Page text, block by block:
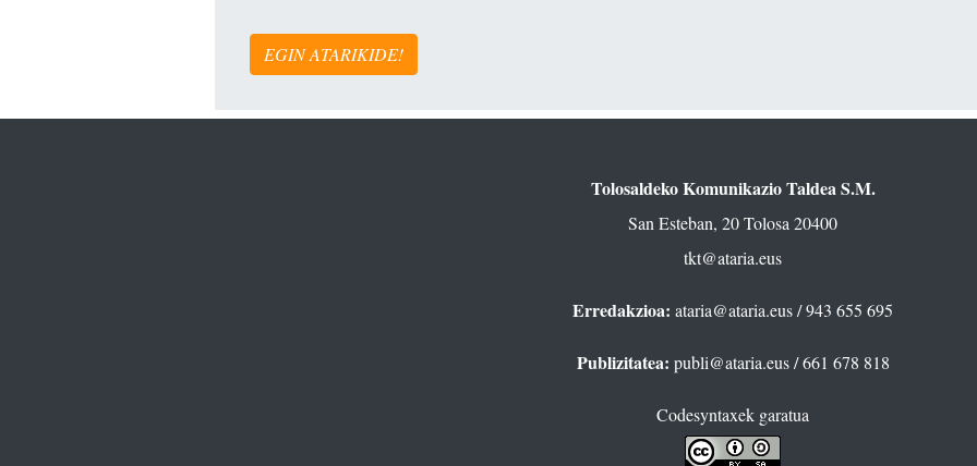
EGIN ATARIKIDE!
Tolosaldeko Komunikazio Taldea S.M.
San Esteban, 20 Tolosa 20400
tkt@ataria.eus
Erredakzioa: ataria@ataria.eus/ 943 655 695
Publizitatea: publi@ataria.eus/ 661 678 818
Codesyntaxek garatua